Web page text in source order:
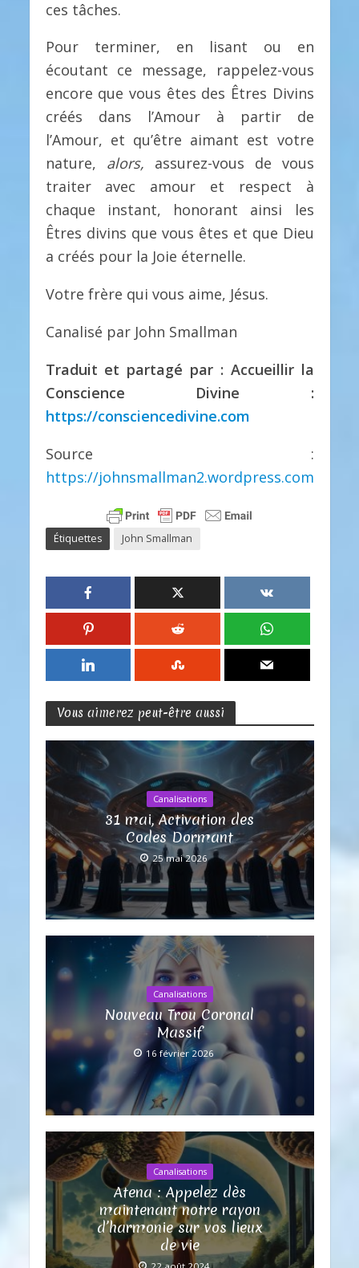
ces tâches.
Pour terminer, en lisant ou en
écoutant ce message, rappelez-vous
encore que vous êtes des Êtres Divins
créés dans l’Amour à partir de
l’Amour, et qu’être aimant est votre
nature, alors, assurez-vous de vous
traiter avec amour et respect à
chaque instant, honorant ainsi les
Êtres divins que vous êtes et que Dieu
a créés pour la Joie éternelle.
Votre frère qui vous aime, Jésus.
Canalisé par John Smallman
Traduit et partagé par : Accueillir la
Conscience Divine :
https://consciencedivine.com
Source :
https://johnsmallman2.wordpress.com
Étiquettes John Smallman
Vous aimerez peut-être aussi
Canalisations
31 mai, Activation des
Codes Dormant
25 mai 2026
Canalisations
Nouveau Trou Coronal
Massif
16 février 2026
Canalisations
Atena : Appelez dès
maintenant notre rayon
d’harmonie sur vos lieux
de vie